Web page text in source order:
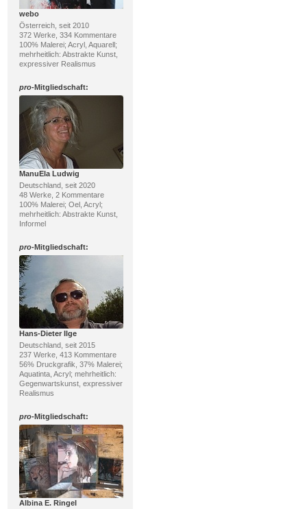
webo
Österreich, seit 2010
372 Werke, 334 Kommentare
100% Malerei; Acryl, Aquarell;
mehrheitlich: Abstrakte Kunst,
expressiver Realismus
pro-Mitgliedschaft:
ManuEla Ludwig
Deutschland, seit 2020
48 Werke, 2 Kommentare
100% Malerei; Oel, Acryl;
mehrheitlich: Abstrakte Kunst,
Informel
pro-Mitgliedschaft:
Hans-Dieter Ilge
Deutschland, seit 2015
237 Werke, 413 Kommentare
56% Druckgrafik, 37% Malerei;
Aquatinta, Acryl; mehrheitlich:
Gegenwartskunst, expressiver
Realismus
pro-Mitgliedschaft:
Albina E. Ringel